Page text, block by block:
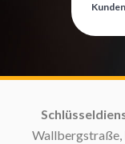
Wallbergstraße,